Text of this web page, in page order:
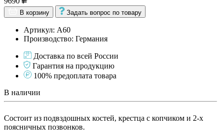
В корзину Задать вопрос по товару
Артикул: А60
Производство: Германия
Доставка по всей России
Гарантия на продукцию
100% предоплата товара
В наличии
Состоит из подвздошных костей, крестца с копчиком и 2-х
поясничных позвонков.